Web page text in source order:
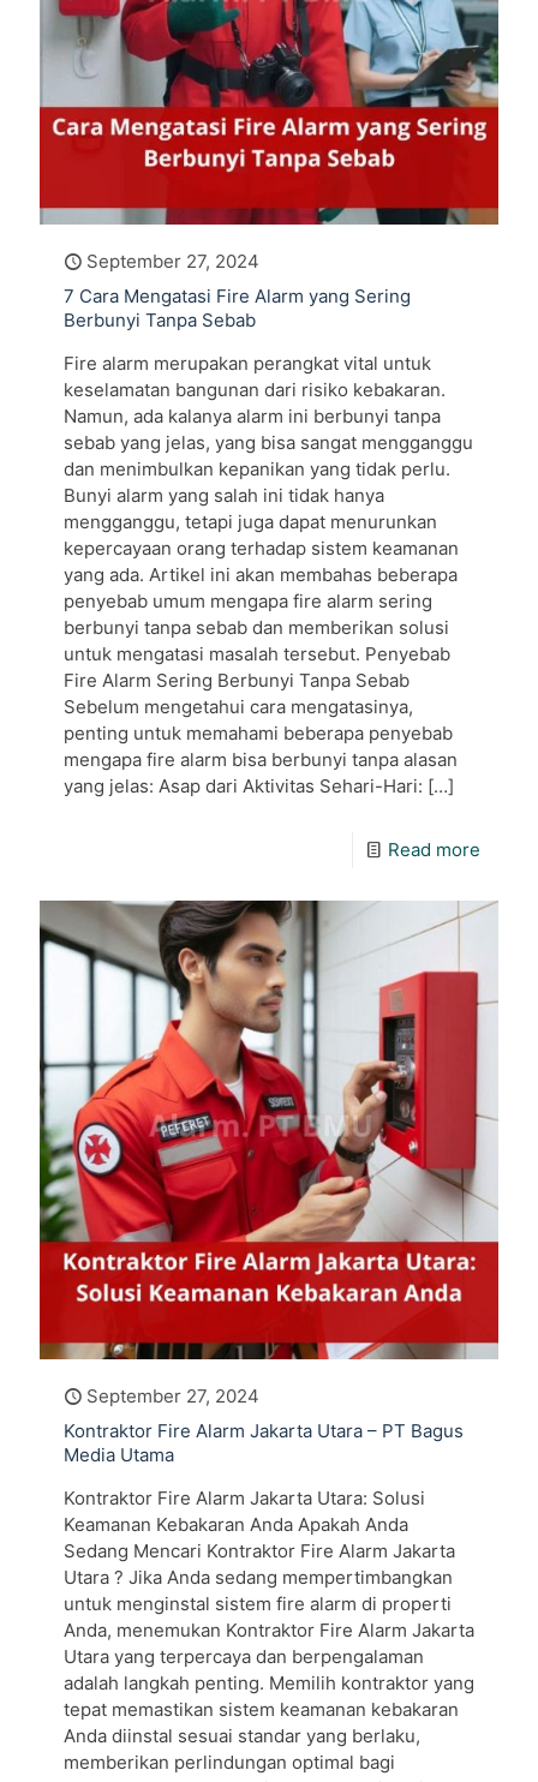
September 27, 2024
7 Cara Mengatasi Fire Alarm yang Sering
Berbunyi Tanpa Sebab
Fire alarm merupakan perangkat vital untuk
keselamatan bangunan dari risiko kebakaran.
Namun, ada kalanya alarm ini berbunyi tanpa
sebab yang jelas, yang bisa sangat mengganggu
dan menimbulkan kepanikan yang tidak perlu.
Bunyi alarm yang salah ini tidak hanya
mengganggu, tetapi juga dapat menurunkan
kepercayaan orang terhadap sistem keamanan
yang ada. Artikel ini akan membahas beberapa
penyebab umum mengapa fire alarm sering
berbunyi tanpa sebab dan memberikan solusi
untuk mengatasi masalah tersebut. Penyebab
Fire Alarm Sering Berbunyi Tanpa Sebab
Sebelum mengetahui cara mengatasinya,
penting untuk memahami beberapa penyebab
mengapa fire alarm bisa berbunyi tanpa alasan
yang jelas: Asap dari Aktivitas Sehari-Hari: […]
Read more
September 27, 2024
Kontraktor Fire Alarm Jakarta Utara – PT Bagus
Media Utama
Kontraktor Fire Alarm Jakarta Utara: Solusi
Keamanan Kebakaran Anda Apakah Anda
Sedang Mencari Kontraktor Fire Alarm Jakarta
Utara ? Jika Anda sedang mempertimbangkan
untuk menginstal sistem fire alarm di properti
Anda, menemukan Kontraktor Fire Alarm Jakarta
Utara yang terpercaya dan berpengalaman
adalah langkah penting. Memilih kontraktor yang
tepat memastikan sistem keamanan kebakaran
Anda diinstal sesuai standar yang berlaku,
memberikan perlindungan optimal bagi